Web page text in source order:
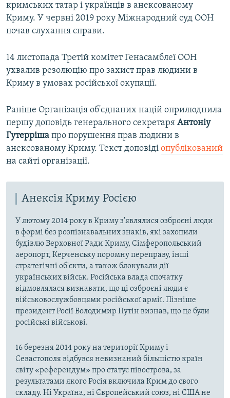
кримських татар і українців в анексованому
Криму. У червні 2019 року Міжнародний суд ООН
почав слухання справи.
14 листопада Третій комітет Генасамблеї ООН
ухвалив резолюцію про захист прав людини в
Криму в умовах російської окупації.
Раніше Організація об'єднаних націй оприлюднила
першу доповідь генерального секретаря Антоніу
Гутерріша про порушення прав людини в
анексованому Криму. Текст доповіді опублікований
на сайті організації.
Анексія Криму Росією
У лютому 2014 року в Криму з'являлися озброєні люди
в формі без розпізнавальних знаків, які захопили
будівлю Верховної Ради Криму, Сімферопольський
аеропорт, Керченську поромну переправу, інші
стратегічні об'єкти, а також блокували дії
українських військ. Російська влада спочатку
відмовлялася визнавати, що ці озброєні люди є
військовослужбовцями російської армії. Пізніше
президент Росії Володимир Путін визнав, що це були
російські військові.
16 березня 2014 року на території Криму і
Севастополя відбувся невизнаний більшістю країн
світу «референдум» про статус півострова, за
результатами якого Росія включила Крим до свого
складу. Ні Україна, ні Європейський союз, ні США не